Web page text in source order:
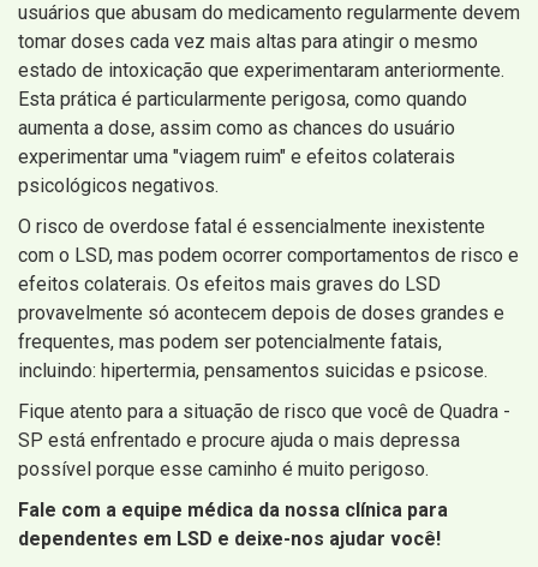
usuários que abusam do medicamento regularmente devem
tomar doses cada vez mais altas para atingir o mesmo
estado de intoxicação que experimentaram anteriormente.
Esta prática é particularmente perigosa, como quando
aumenta a dose, assim como as chances do usuário
experimentar uma "viagem ruim" e efeitos colaterais
psicológicos negativos.
O risco de overdose fatal é essencialmente inexistente
com o LSD, mas podem ocorrer comportamentos de risco e
efeitos colaterais. Os efeitos mais graves do LSD
provavelmente só acontecem depois de doses grandes e
frequentes, mas podem ser potencialmente fatais,
incluindo: hipertermia, pensamentos suicidas e psicose.
Fique atento para a situação de risco que você de Quadra -
SP está enfrentado e procure ajuda o mais depressa
possível porque esse caminho é muito perigoso.
Fale com a equipe médica da nossa clínica para
dependentes em LSD e deixe-nos ajudar você!